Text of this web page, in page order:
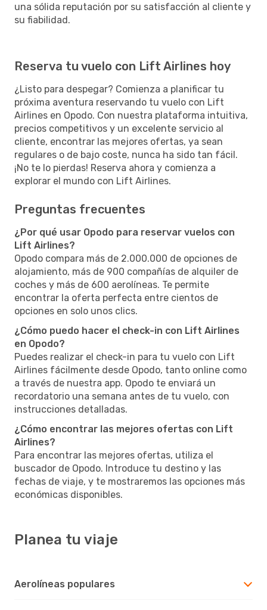
una sólida reputación por su satisfacción al cliente y
su fiabilidad.
Reserva tu vuelo con Lift Airlines hoy
¿Listo para despegar? Comienza a planificar tu
próxima aventura reservando tu vuelo con Lift
Airlines en Opodo. Con nuestra plataforma intuitiva,
precios competitivos y un excelente servicio al
cliente, encontrar las mejores ofertas, ya sean
regulares o de bajo coste, nunca ha sido tan fácil.
¡No te lo pierdas! Reserva ahora y comienza a
explorar el mundo con Lift Airlines.
Preguntas frecuentes
¿Por qué usar Opodo para reservar vuelos con
Lift Airlines?
Opodo compara más de 2.000.000 de opciones de
alojamiento, más de 900 compañías de alquiler de
coches y más de 600 aerolíneas. Te permite
encontrar la oferta perfecta entre cientos de
opciones en solo unos clics.
¿Cómo puedo hacer el check-in con Lift Airlines
en Opodo?
Puedes realizar el check-in para tu vuelo con Lift
Airlines fácilmente desde Opodo, tanto online como
a través de nuestra app. Opodo te enviará un
recordatorio una semana antes de tu vuelo, con
instrucciones detalladas.
¿Cómo encontrar las mejores ofertas con Lift
Airlines?
Para encontrar las mejores ofertas, utiliza el
buscador de Opodo. Introduce tu destino y las
fechas de viaje, y te mostraremos las opciones más
económicas disponibles.
Planea tu viaje
Aerolíneas populares